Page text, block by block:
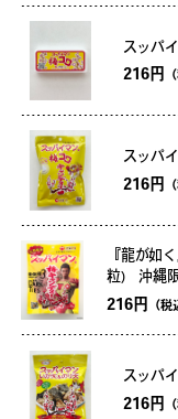
スッパ
216円
スッパ
216円
『龍が如
粒) 沖縄
216円 （税
スッパ
216円